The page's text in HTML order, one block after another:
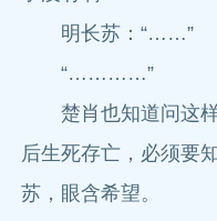
明长苏：“……”
“…………”
楚肖也知道问这样
后生死存亡，必须要
苏，眼含希望。